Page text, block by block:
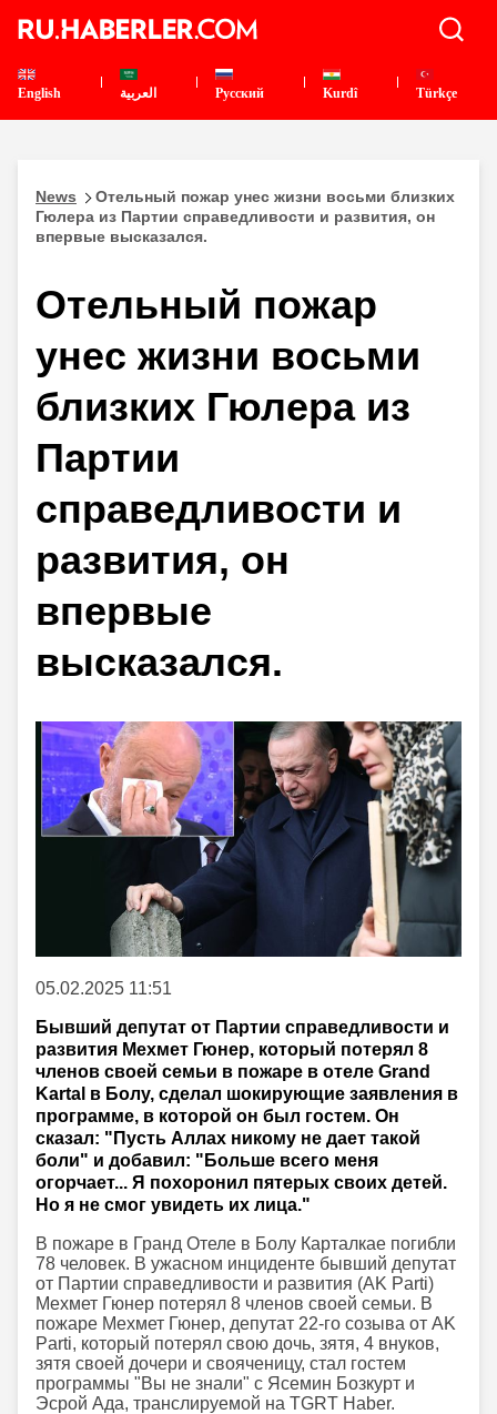
English العربية Pусский Kurdî Türkçe
News
Отельный пожар унес жизни восьми близких
Гюлера из Партии справедливости и развития, он
впервые высказался.
Отельный пожар
унес жизни восьми
близких Гюлера из
Партии
справедливости и
развития, он
впервые
высказался.
05.02.2025 11:51
Бывший депутат от Партии справедливости и
развития Мехмет Гюнер, который потерял 8
членов своей семьи в пожаре в отеле Grand
Kartal в Болу, сделал шокирующие заявления в
программе, в которой он был гостем. Он
сказал: "Пусть Аллах никому не дает такой
боли" и добавил: "Больше всего меня
огорчает... Я похоронил пятерых своих детей.
Но я не смог увидеть их лица."
В пожаре в Гранд Отеле в Болу Карталкае погибли
78 человек. В ужасном инциденте бывший депутат
от Партии справедливости и развития (AK Parti)
Мехмет Гюнер потерял 8 членов своей семьи. В
пожаре Мехмет Гюнер, депутат 22-го созыва от AK
Parti, который потерял свою дочь, зятя, 4 внуков,
зятя своей дочери и свояченицу, стал гостем
программы "Вы не знали" с Ясемин Бозкурт и
Эсрой Ада, транслируемой на TGRT Haber.